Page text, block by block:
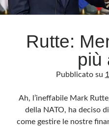
Archivio
ArchiviRutte:
più
Pubblicato su
Ah, l’ineffabile Mark
della NATO, ha deciso
come gestire le nostre